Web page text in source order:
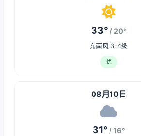
33° / 20°
东南风 3-4级
优
08月10日
31° / 16°